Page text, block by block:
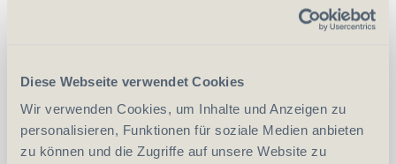
Diese Webseite verwendet Cookies
Wir verwenden Cookies, um Inhalte und Anzeigen zu
personalisieren, Funktionen für soziale Medien anbieten
zu können und die Zugriffe auf unsere Website zu
vergleichen